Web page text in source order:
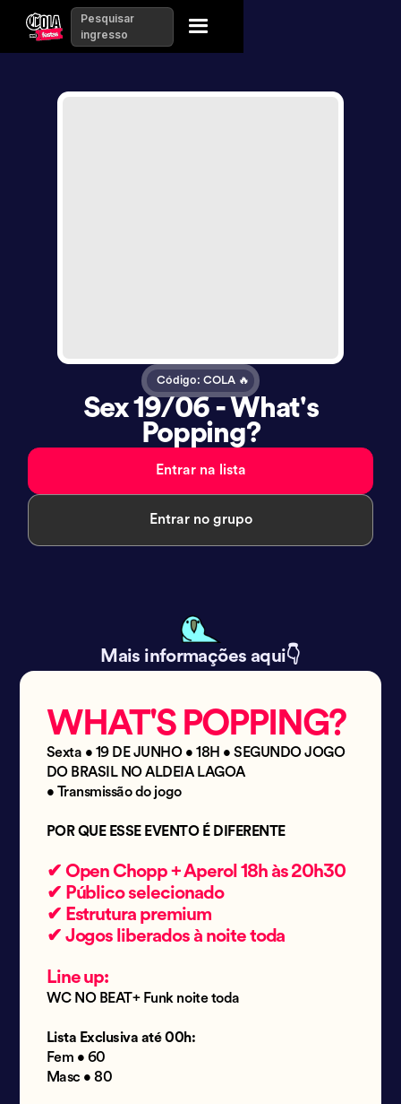
Pesquisar
ingresso
Código: COLA 🔥
Sex 19/06 - What's
Popping?
Entrar na lista
Entrar no grupo
Mais informações aqui👇
WHAT'S POPPING?
Sexta • 19 DE JUNHO • 18H • SEGUNDO JOGO
DO BRASIL NO ALDEIA LAGOA
• Transmissão do jogo
POR QUE ESSE EVENTO É DIFERENTE
✔ Open Chopp + Aperol 18h às 20h30
✔ Público selecionado
✔ Estrutura premium
✔ Jogos liberados à noite toda
Line up:
WC NO BEAT+ Funk noite toda
Lista Exclusiva até 00h:
Fem • 60
Masc • 80